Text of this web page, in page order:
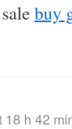
buy
18 h 42